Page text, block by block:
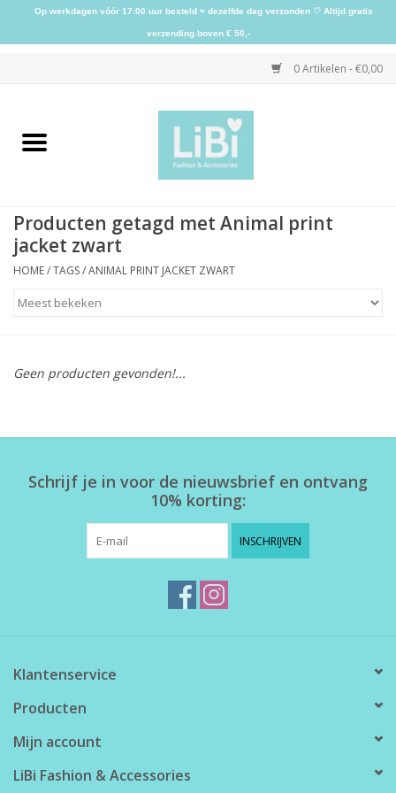
0 Artikelen - €0,00
Home
Kleding
Accessoires
Home deco
SALE
Producten getagd met Animal print
jacket zwart
HOME/TAGS/ANIMAL PRINT JACKET ZWART
Geen producten gevonden!...
Schrijf je in voor de nieuwsbrief en ontvang
10% korting:
INSCHRIJVEN
Klantenservice
Producten
Mijn account
LiBi Fashion & Accessories
Op werkdagen vóór 17:00 uur besteld = dezelfde dag verzonden ♡ Altijd gratis
verzending boven € 50,-